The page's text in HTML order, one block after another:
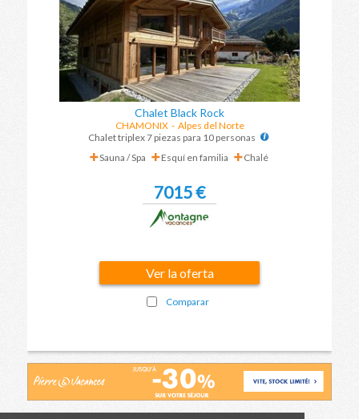
Chalet Black Rock
CHAMONIX- Alpes del Norte
Chalet triplex 7 piezas para 10 personas
Sauna / Spa
Esquí en familia Chalé
7015 €
Ver la oferta
Comparar